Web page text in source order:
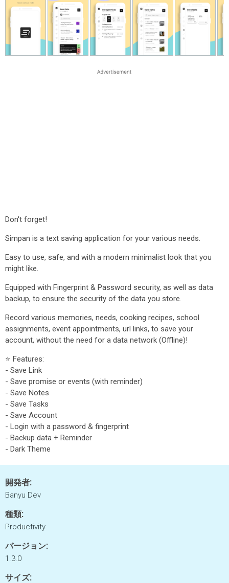
Don't forget!
Simpan is a text saving application for your various needs.
Easy to use, safe, and with a modern minimalist look that you
might like.
Equipped with Fingerprint & Password security, as well as data
backup, to ensure the security of the data you store.
Record various memories, needs, cooking recipes, school
assignments, event appointments, url links, to save your
account, without the need for a data network (Offline)!
⭐ Features:
- Save Link
- Save promise or events (with reminder)
- Save Notes
- Save Tasks
- Save Account
- Login with a password & fingerprint
- Backup data + Reminder
- Dark Theme
開発者:
Banyu Dev
種類:
Productivity
バージョン:
1.3.0
サイズ: